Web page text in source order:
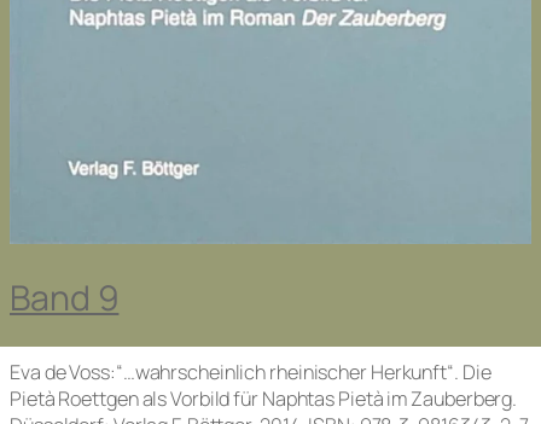
Band 9
Eva de Voss:“…wahrscheinlich rheinischer Herkunft“. Die
Pietà Roettgen als Vorbild für Naphtas Pietà imZauberberg.